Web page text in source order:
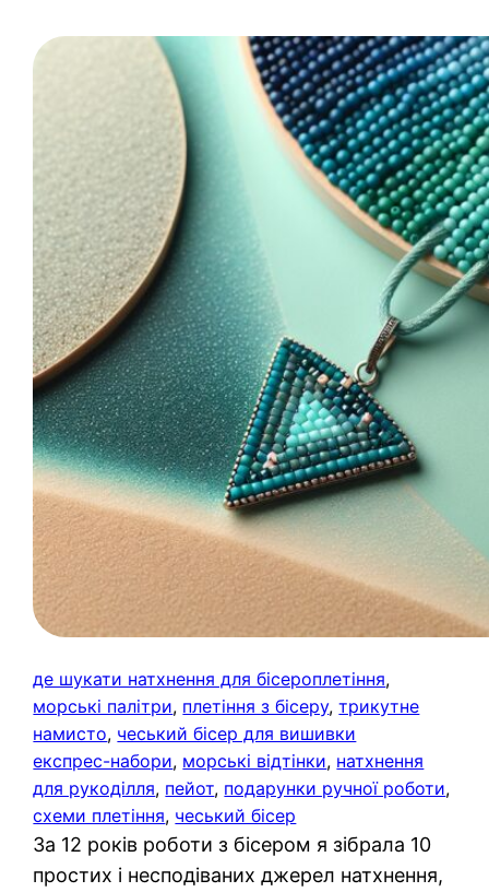
де шукати натхнення для бісероплетіння
морські палітри, плетіння з бісеру, трикутне
намисто, чеський бісер для вишивки
експрес-набори, морські відтінки, натхнення
для рукоділля, пейот, подарунки ручної роботи
схеми плетіння, чеський бісер
За 12 років роботи з бісером я зібрала 10
простих і несподіваних джерел натхнення,